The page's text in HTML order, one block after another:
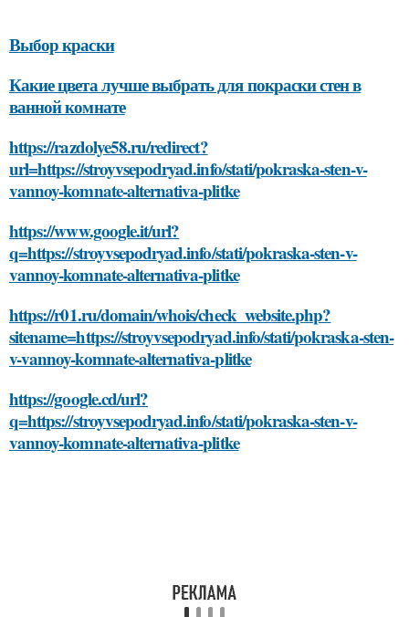
Выбор краски
Какие цвета лучше выбрать для покраски стен в
ванной комнате
https://razdolye58.ru/redirect?
url=https://stroyvsepodryad.info/stati/pokraska-sten-v-
vannoy-komnate-alternativa-plitke
https://www.google.it/url?
q=https://stroyvsepodryad.info/stati/pokraska-sten-v-
vannoy-komnate-alternativa-plitke
https://r01.ru/domain/whois/check_website.php?
sitename=https://stroyvsepodryad.info/stati/pokraska-sten-
v-vannoy-komnate-alternativa-plitke
https://google.cd/url?
q=https://stroyvsepodryad.info/stati/pokraska-sten-v-
vannoy-komnate-alternativa-plitke